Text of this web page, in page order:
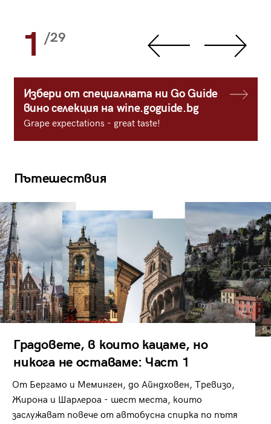
1 /29
Избери от специалната ни Go Guide
вино селекция на wine.goguide.bg
Grape expectations - great taste!
Пътешествия
Градовете, в които кацаме, но
никога не оставаме: Част 1
От Бергамо и Меминген, до Айндховен, Тревизо,
Жирона и Шарлероа - шест места, които
заслужават повече от автобусна спирка по пътя